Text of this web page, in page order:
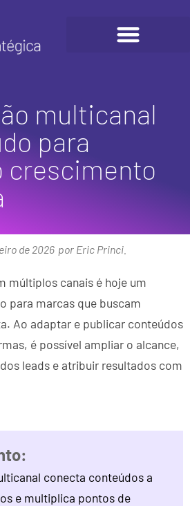
multicanal
para
crescimento
de 2026 por Eric Princi.
múltiplos canais é hoje um
para marcas que buscam
Ao adaptar e publicar conteúdos
é possível ampliar o alcance,
leads e atribuir resultados com
conecta conteúdos a
e multiplica pontos de